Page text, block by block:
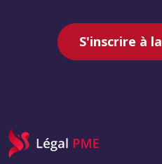
S'inscrire à